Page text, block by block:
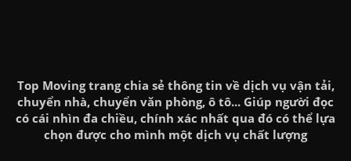
Top Moving trang chia sẻ thông tin về dịch vụ vận tải,
chuyển nhà, chuyển văn phòng, ô tô... Giúp người đọc
có cái nhìn đa chiều, chính xác nhất qua đó có thể lựa
chọn được cho mình một dịch vụ chất lượng